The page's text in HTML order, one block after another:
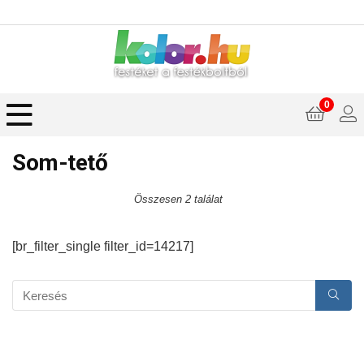
0
Som-tető
Összesen 2 találat
[br_filter_single filter_id=14217]